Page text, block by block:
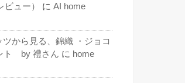
ュー）
に AI home
から見る、錦織 ・ジョコ
ト by 禮さん に home